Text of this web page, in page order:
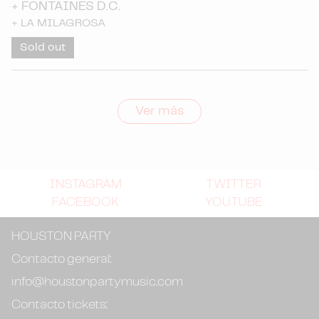
+ FONTAINES D.C.
+ LA MILAGROSA
Sold out
Ver más
INSTAGRAM
TWITTER
FACEBOOK
YOUTUBE
HOUSTON PARTY
Contacto general:
info@houstonpartymusic.com
Contacto tickets: